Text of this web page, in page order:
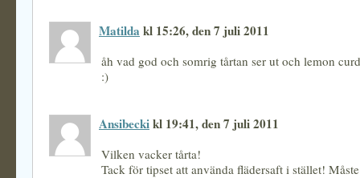
Matilda kl 15:26, den 7 juli 2011
åh vad god och somrig tårtan ser ut och lemon
:)
Ansibeckikl 19:41, den 7 juli 2011
Vilken vacker tårta!
Tack för tipset att använda flädersaft i stället!